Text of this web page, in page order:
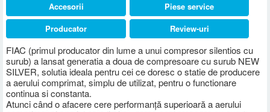
FIAC (primul producator din lume a unui compresor silentios cu
surub) a lansat generatia a doua de compresoare cu surub NEW
SILVER, solutia ideala pentru cei ce doresc o statie de producere
a aerului comprimat, simplu de utilizat, pentru o functionare
continua si constanta.
Atunci când o afacere cere performanță superioară a aerului
Accesorii
Piese service
Producator
Review-uri